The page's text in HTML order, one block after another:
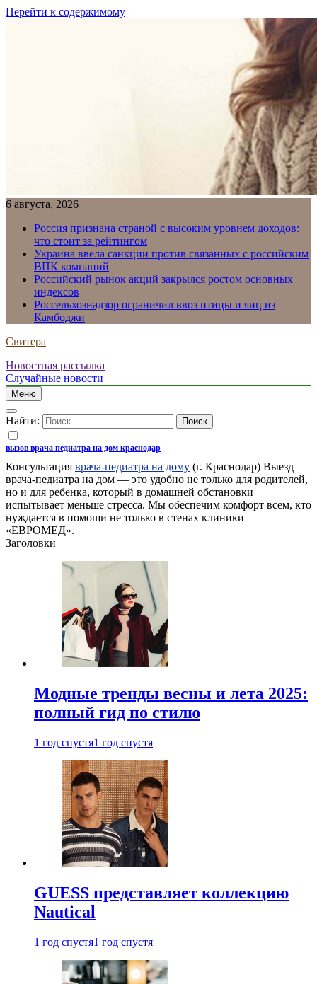
Перейти к содержимому
6 августа, 2026
Россия признана страной с высоким уровнем доходов:
что стоит за рейтингом
Украина ввела санкции против связанных с российским
ВПК компаний
Российский рынок акций закрылся ростом основных
индексов
Россельхознадзор ограничил ввоз птицы и яиц из
Камбоджи
Свитера
Новостная рассылка
Случайные новости
Меню
Найти:
вызов врача педиатра на дом краснодар
Консультация врача-педиатра на дому (г. Краснодар) Выезд
врача-педиатра на дом — это удобно не только для родителей,
но и для ребенка, который в домашней обстановки
испытывает меньше стресса. Мы обеспечим комфорт всем, кто
нуждается в помощи не только в стенах клиники
«ЕВРОМЕД».
Заголовки
Модные тренды весны и лета 2025:
полный гид по стилю
1 год спустя1 год спустя
GUESS представляет коллекцию
Nautical
1 год спустя1 год спустя